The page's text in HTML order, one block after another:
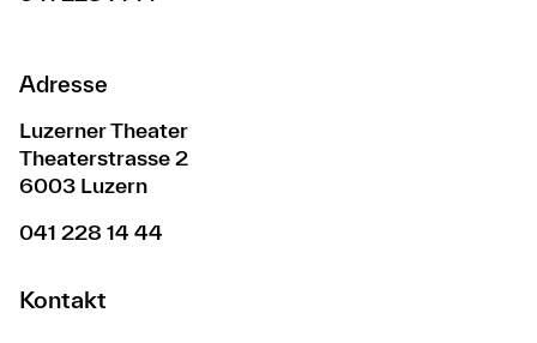
Adresse
Luzerner Theater
Theaterstrasse 2
6003 Luzern
041 228 14 44
Kontakt